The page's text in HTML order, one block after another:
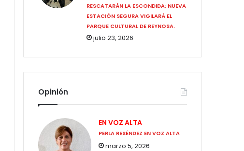
RESCATARÁN LA ESCONDIDA: NUEVA
ESTACIÓN SEGURA VIGILARÁ EL
PARQUE CULTURAL DE REYNOSA.
julio 23, 2026
Opinión
EN VOZ ALTA
PERLA RESÉNDEZ EN VOZ ALTA
marzo 5, 2026